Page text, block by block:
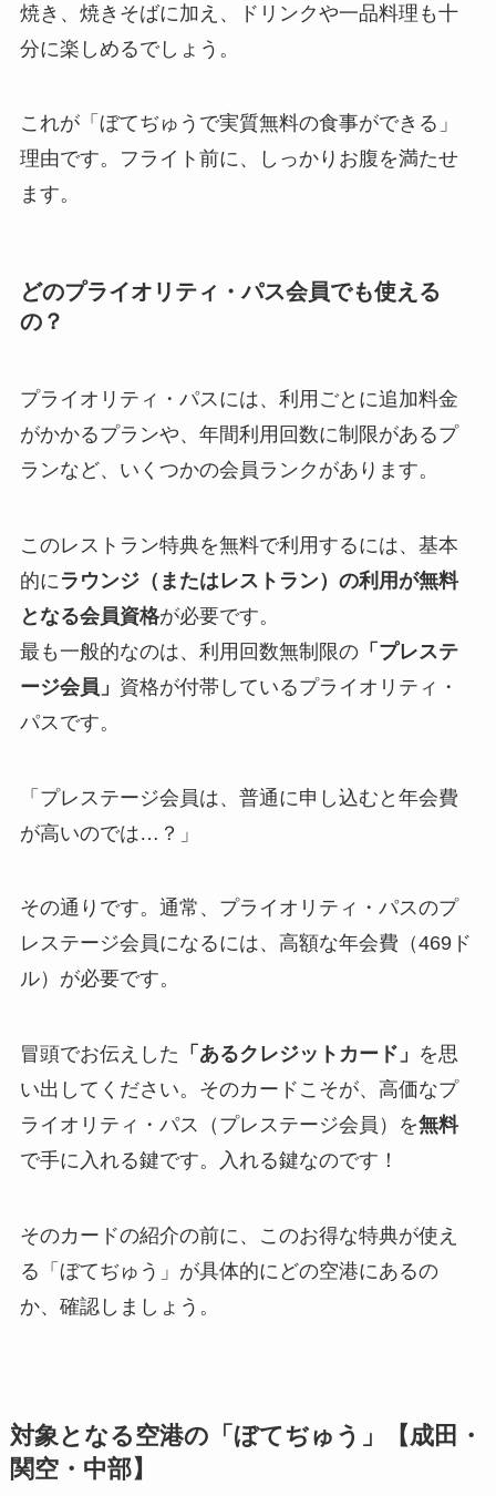
焼き、焼きそばに加え、ドリンクや一品料理も十
分に楽しめるでしょう。
これが「ぼてぢゅうで実質無料の食事ができる」
理由です。フライト前に、しっかりお腹を満たせ
ます。
どのプライオリティ・パス会員でも使える
の？
プライオリティ・パスには、利用ごとに追加料金
がかかるプランや、年間利用回数に制限があるプ
ランなど、いくつかの会員ランクがあります。
このレストラン特典を無料で利用するには、基本
的に ラウンジ（またはレストラン）の利用が無料
となる会員資格が必要です。
最も一般的なのは、利用回数無制限の「プレステ
ージ会員」 資格が付帯しているプライオリティ・
パスです。
「プレステージ会員は、普通に申し込むと年会費
が高いのでは…？」
その通りです。通常、プライオリティ・パスのプ
レステージ会員になるには、高額な年会費（469ド
ル）が必要です。
冒頭でお伝えした 「あるクレジットカード」 を思
い出してください。そのカードこそが、高価なプ
ライオリティ・パス（プレステージ会員）を無料
で手に入れる鍵です。入れる鍵なのです！
そのカードの紹介の前に、このお得な特典が使え
る「ぼてぢゅう」が具体的にどの空港にあるの
か、確認しましょう。
対象となる空港の「ぼてぢゅう」【成田・
関空・中部】